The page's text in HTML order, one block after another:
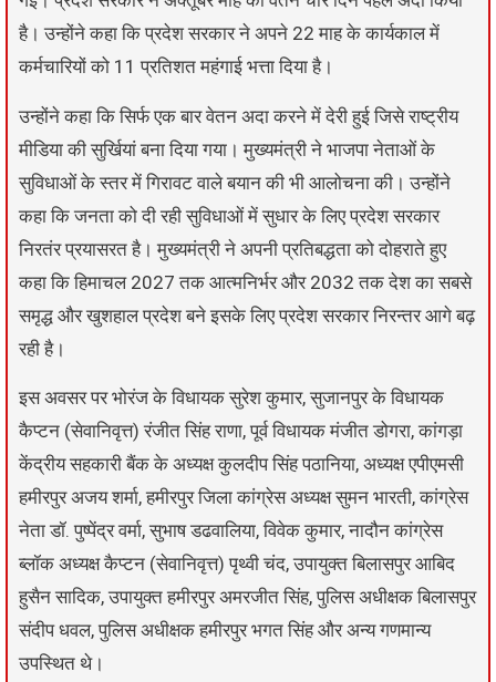
है। उन्होंने कहा कि प्रदेश सरकार ने अपने 22 माह के कार्यकाल में
कर्मचारियों को 11 प्रतिशत महंगाई भत्ता दिया है।
उन्होंने कहा कि सिर्फ एक बार वेतन अदा करने में देरी हुई जिसे राष्ट्रीय
मीडिया की सुर्खियां बना दिया गया। मुख्यमंत्री ने भाजपा नेताओं के
सुविधाओं के स्तर में गिरावट वाले बयान की भी आलोचना की। उन्होंने
कहा कि जनता को दी रही सुविधाओं में सुधार के लिए प्रदेश सरकार
निरतंर प्रयासरत है। मुख्यमंत्री ने अपनी प्रतिबद्धता को दोहराते हुए
कहा कि हिमाचल 2027 तक आत्मनिर्भर और 2032 तक देश का सबसे
समृद्ध और खुशहाल प्रदेश बने इसके लिए प्रदेश सरकार निरन्तर आगे बढ़
रही है।
इस अवसर पर भोरंज के विधायक सुरेश कुमार, सुजानपुर के विधायक
कैप्टन (सेवानिवृत्त) रंजीत सिंह राणा, पूर्व विधायक मंजीत डोगरा, कांगड़ा
केंद्रीय सहकारी बैंक के अध्यक्ष कुलदीप सिंह पठानिया, अध्यक्ष एपीएमसी
हमीरपुर अजय शर्मा, हमीरपुर जिला कांग्रेस अध्यक्ष सुमन भारती, कांग्रेस
नेता डॉ. पुष्पेंद्र वर्मा, सुभाष डढवालिया, विवेक कुमार, नादौन कांग्रेस
ब्लॉक अध्यक्ष कैप्टन (सेवानिवृत्त) पृथ्वी चंद, उपायुक्त बिलासपुर आबिद
हुसैन सादिक, उपायुक्त हमीरपुर अमरजीत सिंह, पुलिस अधीक्षक बिलासपुर
संदीप धवल, पुलिस अधीक्षक हमीरपुर भगत सिंह और अन्य गणमान्य
उपस्थित थे।